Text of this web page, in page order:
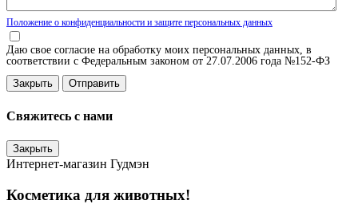
Положение о конфиденциальности и защите персональных данных
Даю свое согласие на обработку моих персональных данных, в
соответствии с Федеральным законом от 27.07.2006 года №152-ФЗ
Закрыть
Свяжитесь с нами
Закрыть
Интернет-магазин Гудмэн
Косметика для животных!